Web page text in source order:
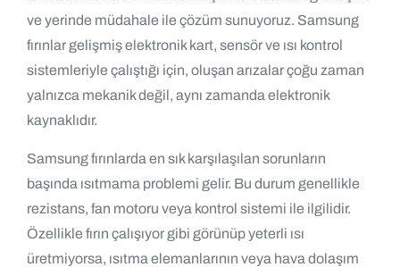
ve yerinde müdahale ile çözüm sunuyoruz. Samsung
fırınlar gelişmiş elektronik kart, sensör ve ısı kontrol
sistemleriyle çalıştığı için, oluşan arızalar çoğu zaman
yalnızca mekanik değil, aynı zamanda elektronik
kaynaklıdır.
Samsung fırınlarda en sık karşılaşılan sorunların
başında ısıtmama problemi gelir. Bu durum genellikle
rezistans, fan motoru veya kontrol sistemi ile ilgilidir.
Özellikle fırın çalışıyor gibi görünüp yeterli ısı
üretmiyorsa, ısıtma elemanlarının veya hava dolaşım